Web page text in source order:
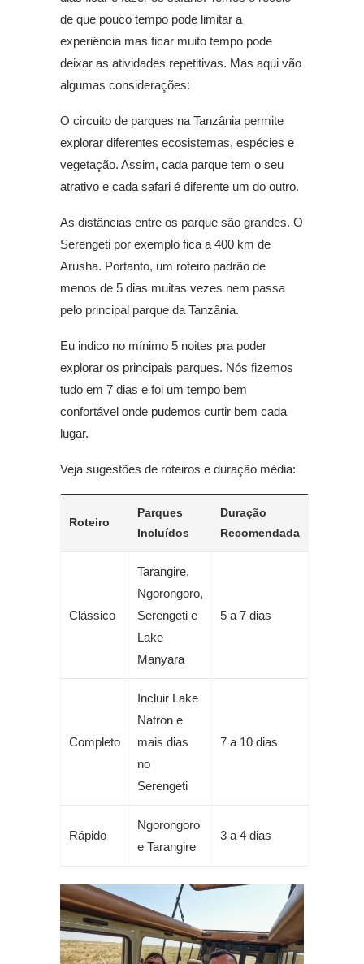
de que pouco tempo pode limitar a
experiência mas ficar muito tempo pode
deixar as atividades repetitivas. Mas aqui vão
algumas considerações:
O circuito de parques na Tanzânia permite
explorar diferentes ecosistemas, espécies e
vegetação. Assim, cada parque tem o seu
atrativo e cada safari é diferente um do outro.
As distâncias entre os parque são grandes. O
Serengeti por exemplo fica a 400 km de
Arusha. Portanto, um roteiro padrão de
menos de 5 dias muitas vezes nem passa
pelo principal parque da Tanzânia.
Eu indico no mínimo 5 noites pra poder
explorar os principais parques. Nós fizemos
tudo em 7 dias e foi um tempo bem
confortável onde pudemos curtir bem cada
lugar.
Veja sugestões de roteiros e duração média:
Roteiro
Parques
Incluídos
Duração
Recomendada
Clássico
Tarangire,
Ngorongoro,
Serengeti e
Lake
Manyara
5 a 7 dias
Completo
Incluir Lake
Natron e
mais dias
no
Serengeti
7 a 10 dias
Rápido
Ngorongoro
e Tarangire
3 a 4 dias